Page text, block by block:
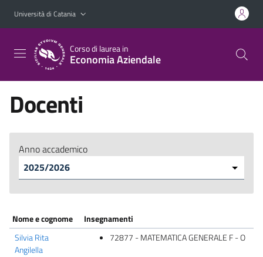
Vai al contenuto principale
Vai al menu di navigazione
Università di Catania
Corso di laurea in
Economia Aziendale
Docenti
Anno accademico
Nome e cognome
Insegnamenti
Silvia Rita
Angilella
72877 - MATEMATICA GENERALE F - O